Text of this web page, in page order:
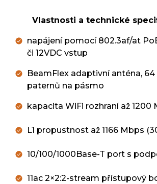
Vlastnosti a technické
napájení pomocí 802.3af/at
či 12VDC vstup
BeamFlex adaptivní anténa, 64
paternů na pásmo
kapacita WiFi rozhraní až 1200
L1 propustnost až 1166 Mbps
10/100/1000Base-T port s
11ac 2×2:2-stream přístupový